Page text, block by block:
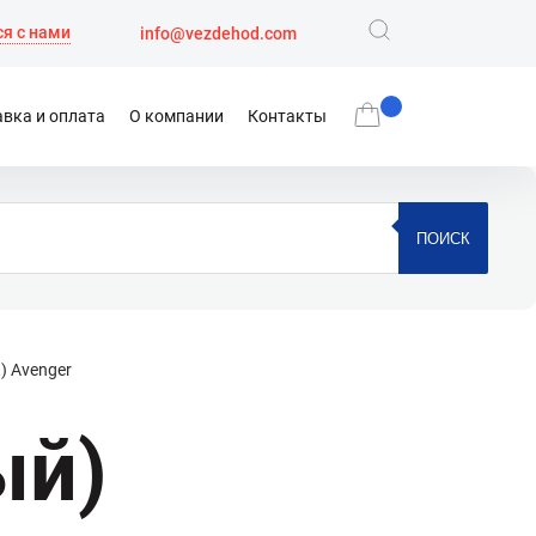
с нами info@vezdehod.com
и оплата О компании Контакты
ПОИСК
Avenger